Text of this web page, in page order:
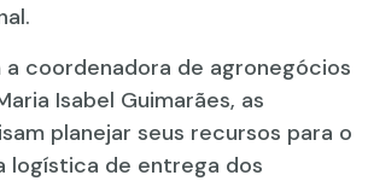
coordenadora de agronegócios
Isabel Guimarães, as
planejar seus recursos para o
logística de entrega dos